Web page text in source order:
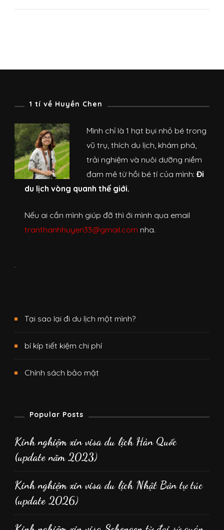
1 tí về Huyền Chen
Mình chỉ là 1 hạt bụi nhỏ bé trong
vũ trụ, thích du lịch, khám phá,
trải nghiệm và nuôi dưỡng niềm
đam mê từ hồi bé tí của mình: Đi
du lịch vòng quanh thế giới.
Nếu ai cần mình giúp đỡ thì ới mình qua email
tranthanhhuyen33@gmail.com nha.
Tại sao lại đi du lịch một mình?
bí kíp tiết kiệm chi phí
Chính sách bảo mật
Popular Posts
Kinh nghiệm xin visa du lịch Hàn Quốc
(update năm 2023)
Kinh nghiệm xin visa du lịch Nhật Bản tự túc
(update 2026)